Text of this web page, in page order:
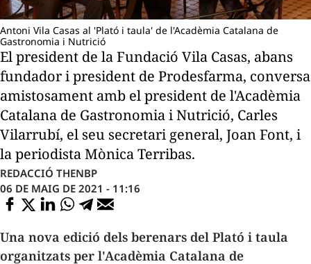
Antoni Vila Casas al 'Plató i taula' de l'Acadèmia Catalana de
Gastronomia i Nutrició
El president de la Fundació Vila Casas, abans
fundador i president de Prodesfarma, conversa
amistosament amb el president de l'Acadèmia
Catalana de Gastronomia i Nutrició, Carles
Vilarrubí, el seu secretari general, Joan Font, i
la periodista Mònica Terribas.
REDACCIÓ THENBP
06 DE MAIG DE 2021 - 11:16
Una nova edició dels berenars del Plató i taula
organitzats per l'Acadèmia Catalana de